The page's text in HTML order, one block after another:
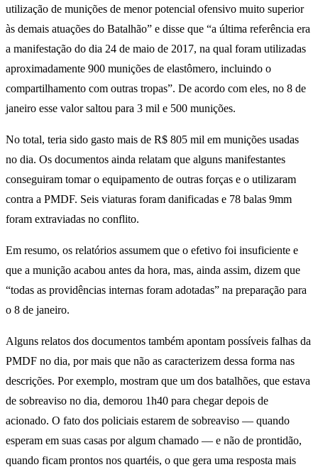
utilização de munições de menor potencial ofensivo muito superior
às demais atuações do Batalhão” e disse que “a última referência era
a manifestação do dia 24 de maio de 2017, na qual foram utilizadas
aproximadamente 900 munições de elastômero, incluindo o
compartilhamento com outras tropas”. De acordo com eles, no 8 de
janeiro esse valor saltou para 3 mil e 500 munições.
No total, teria sido gasto mais de R$ 805 mil em munições usadas
no dia. Os documentos ainda relatam que alguns manifestantes
conseguiram tomar o equipamento de outras forças e o utilizaram
contra a PMDF. Seis viaturas foram danificadas e 78 balas 9mm
foram extraviadas no conflito.
Em resumo, os relatórios assumem que o efetivo foi insuficiente e
que a munição acabou antes da hora, mas, ainda assim, dizem que
“todas as providências internas foram adotadas” na preparação para
o 8 de janeiro.
Alguns relatos dos documentos também apontam possíveis falhas da
PMDF no dia, por mais que não as caracterizem dessa forma nas
descrições. Por exemplo, mostram que um dos batalhões, que estava
de sobreaviso no dia, demorou 1h40 para chegar depois de
acionado. O fato dos policiais estarem de sobreaviso — quando
esperam em suas casas por algum chamado — e não de prontidão,
quando ficam prontos nos quartéis, o que gera uma resposta mais